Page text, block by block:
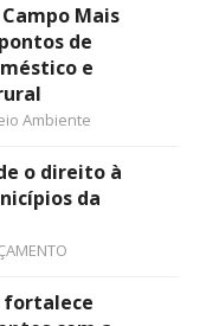
Mais
de
e
Ambiente
o direito à
da
fortalece